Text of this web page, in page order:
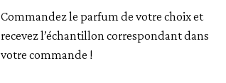
Commandez le parfum de votre choix et
recevez l’échantillon correspondant dans
votre commande !